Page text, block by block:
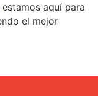
estamos aquí para
el mejor